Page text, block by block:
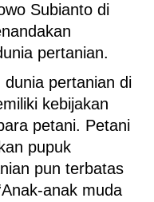
Subianto di
pertanian.
pertanian di
kebijakan
petani. Petani
pupuk
pun terbatas
anak muda